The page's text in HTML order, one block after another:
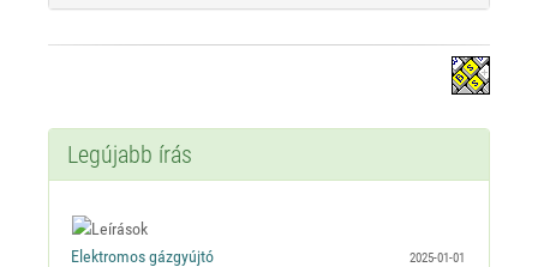
Legújabb írás
2025-01-01